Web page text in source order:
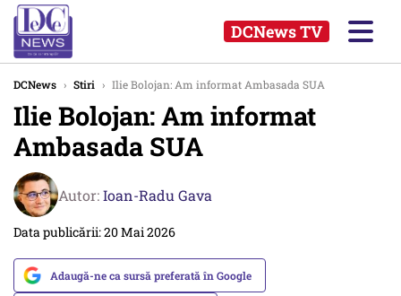
DCNews TV
DCNews › Stiri › Ilie Bolojan: Am informat Ambasada SUA
Ilie Bolojan: Am informat
Ambasada SUA
Autor:Ioan-Radu Gava
Data publicării: 20 Mai 2026
Adaugă-ne ca sursă preferată în Google